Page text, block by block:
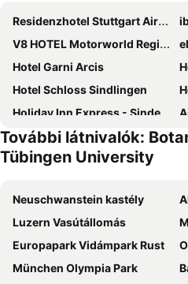
Residenzhotel Stuttgart Airport, Sure Hotel Collection by Best Western
V8 HOTEL Motorworld Region Stuttgart
Hotel Garni Arcis
Hotel Schloss Sindlingen
Holiday Inn Express - Sindelfingen by IHG
Spark by Hilton Stuttgart Sindelfingen
Premier Inn Stuttgart Airport
Parkhotel Stuttgart Messe-Airport
Erikson Hotel
Hotel Restaurant Meteora
Stuttgart Marriott Hotel Sindelfingen
További látnivalók:
Tübingen University
Neuschwanstein kastély
Luzern Vasútállomás
Europapark Vidámpark Rust
München Olympia Park